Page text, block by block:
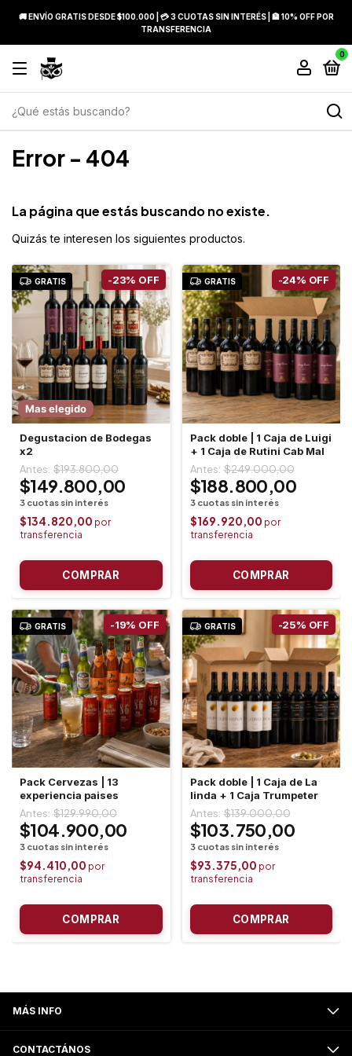
🚚 ENVÍO GRATIS DESDE $100.000 | 💳 3 CUOTAS SIN INTERÉS | 🏦 10% OFF POR
TRANSFERENCIA
0
Error - 404
La página que estás buscando no existe.
Quizás te interesen los siguientes productos.
GRATIS
Mas elegido
Degustacion de Bodegas
x2
-23% OFF
$149.800,00
$193.800,00
$134.820,00
GRATIS
Pack doble | 1 Caja de Luigi
+ 1 Caja de Rutini Cab Mal
-24% OFF
$188.800,00
$249.000,00
$169.920,00
GRATIS
Pack Cervezas | 13
experiencia paises
-19% OFF
$104.900,00
$129.990,00
$94.410,00
GRATIS
Pack doble | 1 Caja de La
linda + 1 Caja Trumpeter
-25% OFF
$103.750,00
$139.000,00
$93.375,00
MÁS INFO
CONTACTÁNOS